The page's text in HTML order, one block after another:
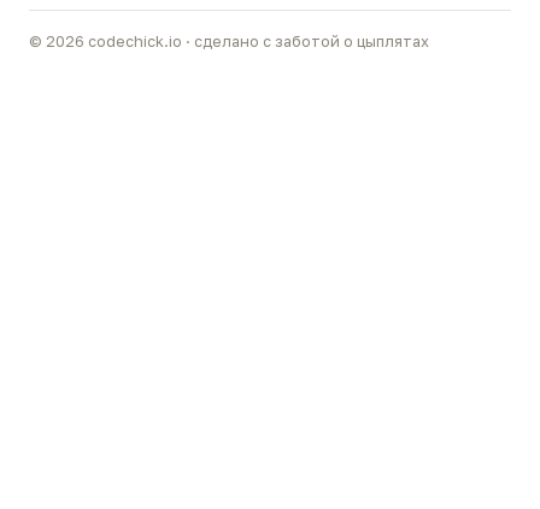
© 2026 codechick.io · сделано с заботой о цыплятах